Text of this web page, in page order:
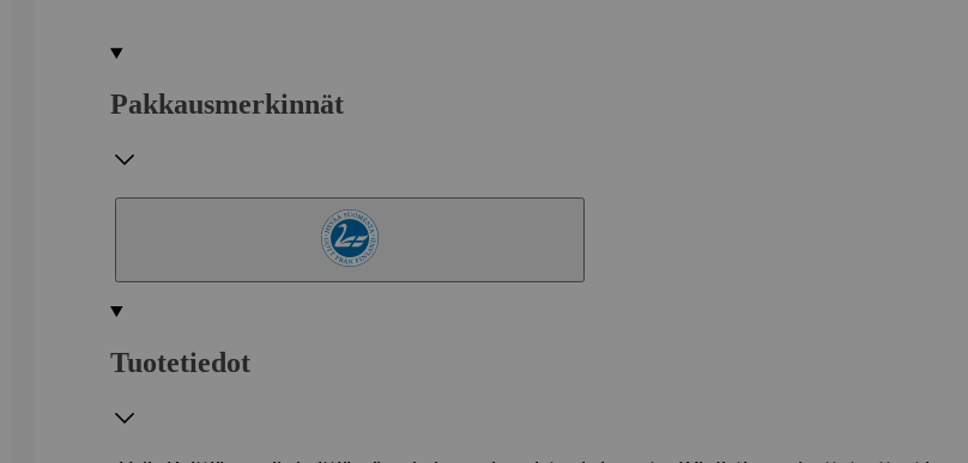
Pakkausmerkinnät
Tuotetiedot